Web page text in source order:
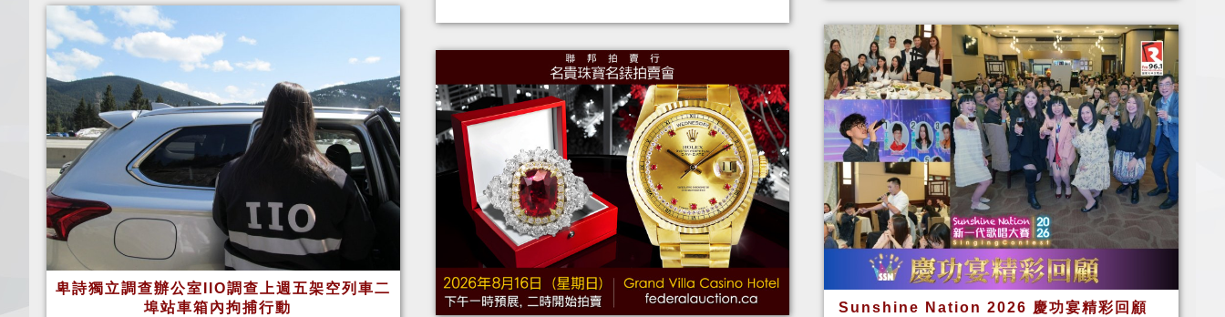
卑詩獨立調查辦公室IIO調查上週五架空列車二
埠站車箱內拘捕行動
Sunshine Nation 2026 慶功宴精彩回顧